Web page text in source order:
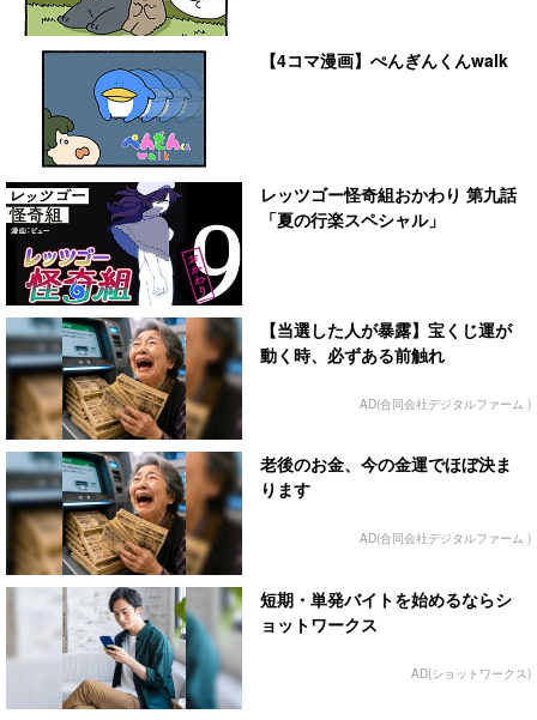
【4コマ漫画】ぺんぎんくんwalk
レッツゴー怪奇組おかわり 第九話
「夏の行楽スペシャル」
【当選した人が暴露】宝くじ運が
動く時、必ずある前触れ
AD(合同会社デジタルファーム )
老後のお金、今の金運でほぼ決ま
ります
AD(合同会社デジタルファーム )
短期・単発バイトを始めるならシ
ョットワークス
AD(ショットワークス)